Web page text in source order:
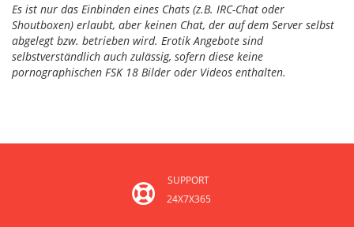
Es ist nur das Einbinden eines Chats (z.B. IRC-Chat oder
Shoutboxen) erlaubt, aber keinen Chat, der auf dem Server selbst
abgelegt bzw. betrieben wird. Erotik Angebote sind
selbstverständlich auch zulässig, sofern diese keine
pornographischen FSK 18 Bilder oder Videos enthalten.
SUPPORT
24X7X365